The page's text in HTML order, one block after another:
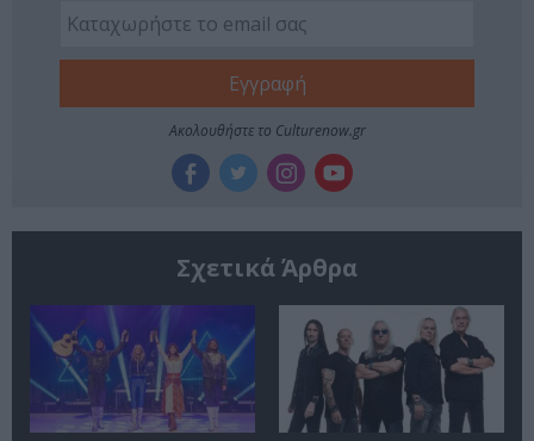
Ακολουθήστε το Culturenow.gr
Σχετικά Άρθρα